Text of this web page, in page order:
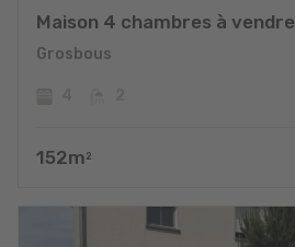
Maison 4 chambres à vendre
Grosbous
152m 2